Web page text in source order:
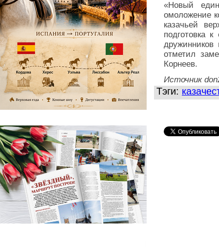
«Новый
омоложение
казачьей
подготовка
отметил
Корнеев.
Источник
Тэги: